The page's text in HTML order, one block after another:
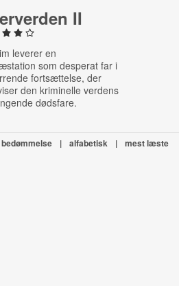
II
leverer en
som desperat far i
fortsættelse, der
den kriminelle verdens
dødsfare.
bedømmelse | alfabetisk | mest læste